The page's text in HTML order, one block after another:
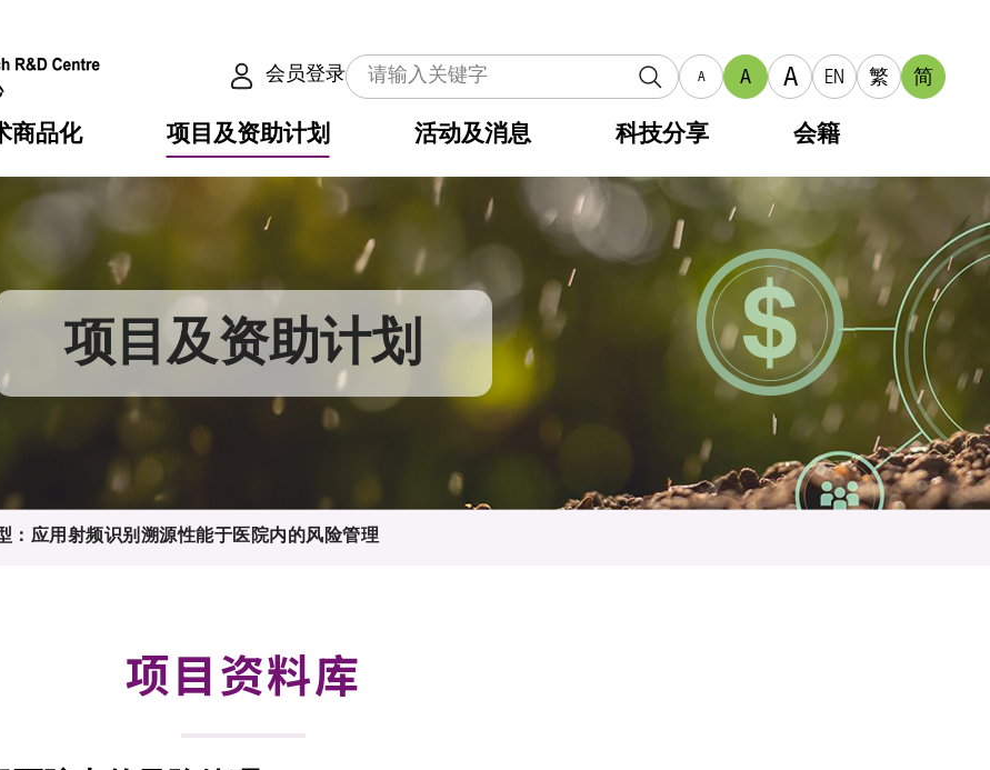
会员登录 A A A EN 繁 简
商品化
共服务之创新技术
项目及资助计划
库
活动及消息 科技分享 会籍
务
项目及资助计划
：应用射频识别溯源性能于医院内的风险管理
项目资料库